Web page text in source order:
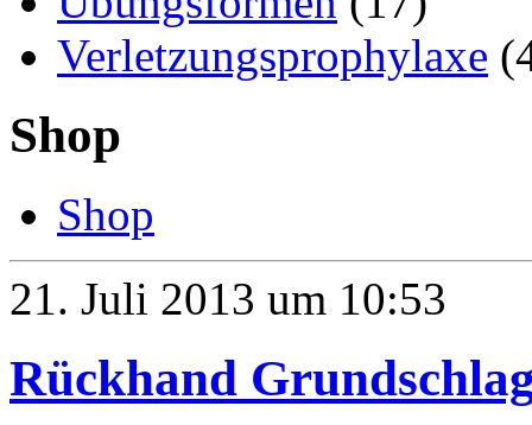
Verletzungsprophylaxe
Shop
Shop
21. Juli 2013 um 10:53
Rückhand